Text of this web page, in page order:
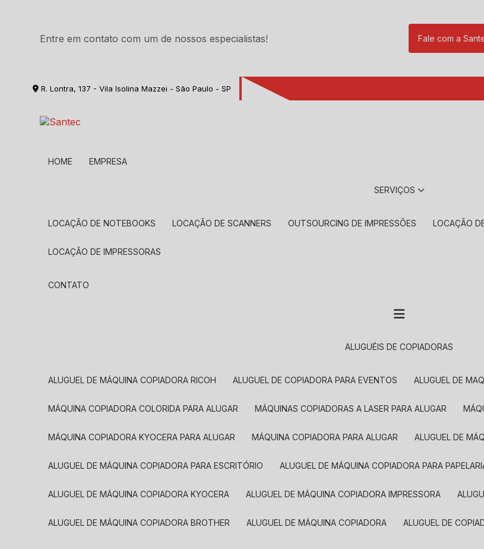
Entre em contato com um de nossos especialistas! Fale com a
R. Lontra, 137 - Vila Isolina Mazzei - São Paulo - SP
HOME EMPRESA
SERVIÇOS
LOCAÇÃO DE NOTEBOOKS LOCAÇÃO DE SCANNERS OUTSOURCING DE IMPRESSÕES LOCAÇÃO
LOCAÇÃO DE IMPRESSORAS
CONTATO
ALUGUÉIS DE COPIADORAS
ALUGUEL DE MÁQUINA COPIADORA RICOH ALUGUEL DE COPIADORA PARA EVENTOS ALUGUEL DE
MÁQUINA COPIADORA COLORIDA PARA ALUGAR MÁQUINAS COPIADORAS A LASER PARA ALUGAR
MÁQUINA COPIADORA KYOCERA PARA ALUGAR MÁQUINA COPIADORA PARA ALUGAR ALUGUEL DE
ALUGUEL DE MÁQUINA COPIADORA PARA ESCRITÓRIO ALUGUEL DE MÁQUINA COPIADORA PARA
ALUGUEL DE MÁQUINA COPIADORA KYOCERA ALUGUEL DE MÁQUINA COPIADORA IMPRESSORA
ALUGUEL DE MÁQUINA COPIADORA BROTHER ALUGUEL DE MÁQUINA COPIADORA ALUGUEL DE